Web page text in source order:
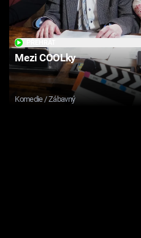
Mezi COOLky
Komedie / Zábavný